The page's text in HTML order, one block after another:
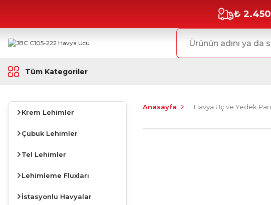
₺
Tüm Kategoriler
Krem Lehimler
Çubuk Lehimler
Tel Lehimler
Lehimleme Fluxları
İstasyonlu Havyalar
Anasayfa Havya Uç ve Yedek